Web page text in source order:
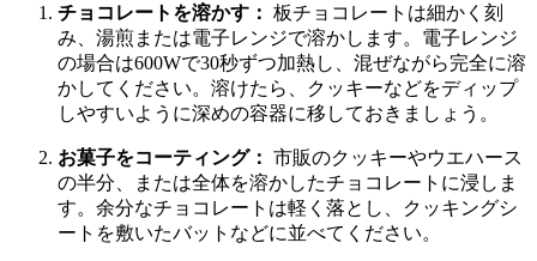
チョコレートを溶かす： 板チョコレートは細かく刻
み、湯煎または電子レンジで溶かします。電子レンジ
の場合は600Wで30秒ずつ加熱し、混ぜながら完全に溶
かしてください。溶けたら、クッキーなどをディップ
しやすいように深めの容器に移しておきましょう。
お菓子をコーティング： 市販のクッキーやウエハース
の半分、または全体を溶かしたチョコレートに浸しま
す。余分なチョコレートは軽く落とし、クッキングシ
ートを敷いたバットなどに並べてください。